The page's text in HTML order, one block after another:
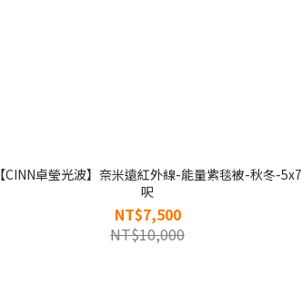
【CINN卓瑩光波】奈米遠紅外線-能量紫毯被-秋冬-5x7
呎
NT$7,500
NT$10,000